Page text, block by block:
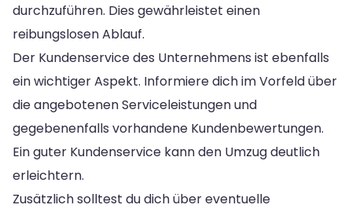
durchzuführen. Dies gewährleistet einen
reibungslosen Ablauf.
Der Kundenservice des Unternehmens ist ebenfalls
ein wichtiger Aspekt. Informiere dich im Vorfeld über
die angebotenen Serviceleistungen und
gegebenenfalls vorhandene Kundenbewertungen.
Ein guter Kundenservice kann den Umzug deutlich
erleichtern.
Zusätzlich solltest du dich über eventuelle